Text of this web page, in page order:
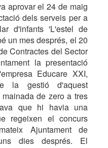
aprovar el 24 de maig
dels serveis per a
d'infants 'L'estel de
un mes després, el 20
Contractes del Sector
la presentació
Educare XXI,
la gestió d'aquest
de zero a tres
que hi havia una
regeixen el concurs
Ajuntament de
dies després. El